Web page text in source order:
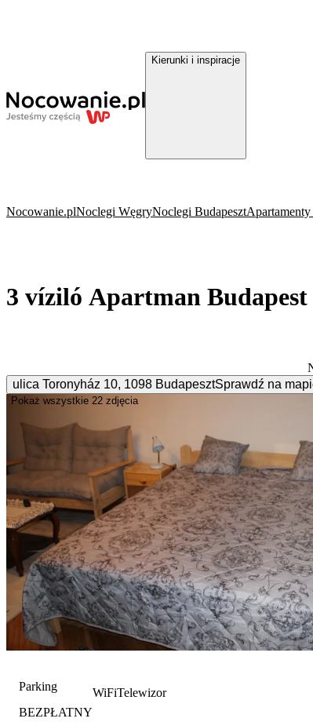
Kierunki i inspiracje
Nocowanie.plNoclegi WęgryNoclegi Budapeszt
3 víziló Apartman Budapest
ulica Toronyház 10, 1098 BudapesztSprawdź na
Pokaż wszystkie 22 zdjęcia
Parking
BEZPŁATNY
WiFiTelewizor